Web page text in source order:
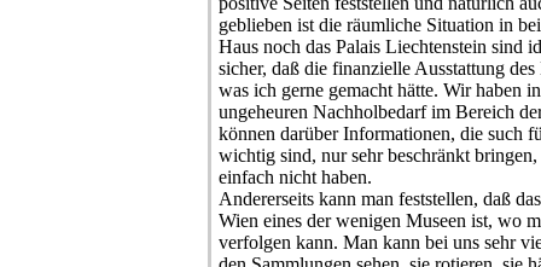
geblieben ist die räumliche Situation in
Haus noch das Palais Liechtenstein sind
sicher, daß die finanzielle Ausstattung
was ich gerne gemacht hätte. Wir haben
ungeheuren Nachholbedarf im Bereich
können darüber Informationen, die such
wichtig sind, nur sehr beschränkt
einfach nicht haben.
Andererseits kann man feststellen, daß
Wien eines der wenigen Museen ist, wo
verfolgen kann. Man kann bei uns sehr